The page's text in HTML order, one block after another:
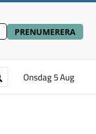
PRENUMERERA
Onsdag 5 Aug